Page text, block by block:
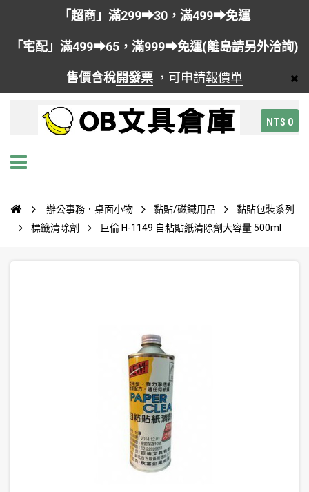
「超商」滿299➡30，滿499➡免運
「宅配」滿499➡65，滿999➡免運(離島請另外洽詢)
售價含稅開發票 ，可申請報價單
NT$ 0
辦公事務．桌面小物 黏貼/磁鐵用品
黏貼包裝系列
標籤清除劑
巨倫 H-1149 自粘貼紙清除劑大容量 500ml